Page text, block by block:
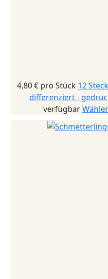
4,80 € pro Stück 12
differenziert -
verfügbar